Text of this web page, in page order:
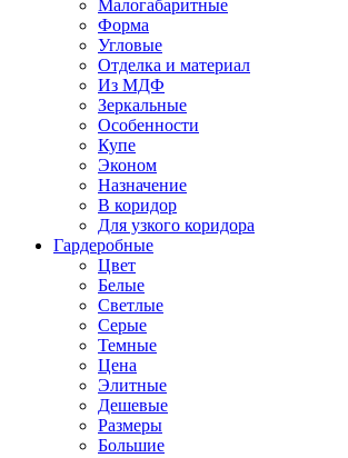
Малогабаритные
Форма
Угловые
Отделка и материал
Из МДФ
Зеркальные
Особенности
Купе
Эконом
Назначение
В коридор
Для узкого коридора
Гардеробные
Цвет
Белые
Светлые
Серые
Темные
Цена
Элитные
Дешевые
Размеры
Большие